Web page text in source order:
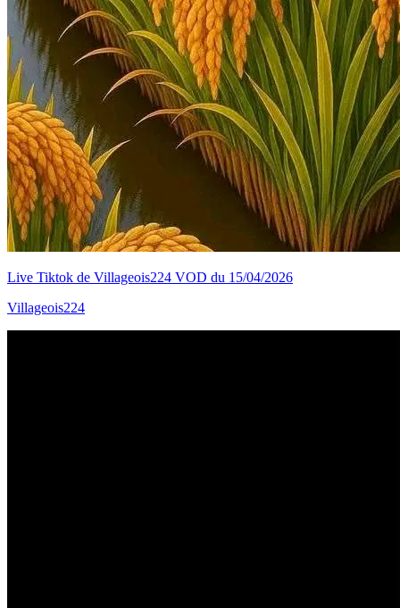
Live Tiktok de Villageois224 VOD du 15/04/2026
Villageois224